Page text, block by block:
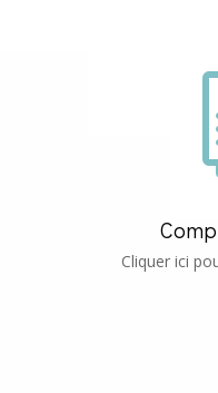
Cliquer ici